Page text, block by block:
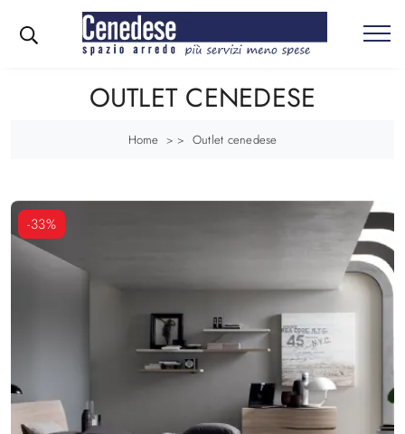
OUTLET CENEDESE
Home > > Outlet cenedese
-33%